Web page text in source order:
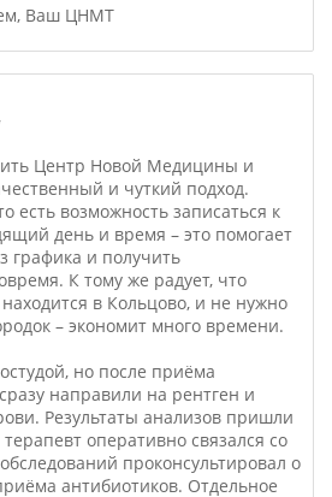
Ваш ЦНМТ
Центр Новой Медицины и
и чуткий подход.
есть возможность записаться к
день и время – это помогает
графика и получить
К тому же радует, что
в Кольцово, и не нужно
– экономит много времени.
но после приёма
направили на рентген и
Результаты анализов пришли
оперативно связался со
проконсультировал о
антибиотиков. Отдельное